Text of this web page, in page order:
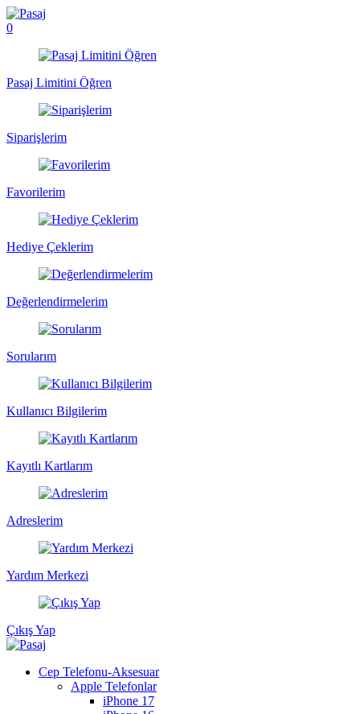
0
Pasaj Limitini Öğren
Siparişlerim
Favorilerim
Hediye Çeklerim
Değerlendirmelerim
Sorularım
Kullanıcı Bilgilerim
Kayıtlı Kartlarım
Adreslerim
Yardım Merkezi
Çıkış Yap
Cep Telefonu-Aksesuar
Apple Telefonlar
iPhone 17